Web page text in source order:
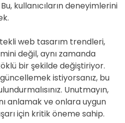
kullanıcıların deneyimlerini
web tasarım trendleri,
değil, aynı zamanda
bir şekilde değiştiriyor.
istiyorsanız, bu
Unutmayın,
anlamak ve onlara uygun
için kritik öneme sahip.